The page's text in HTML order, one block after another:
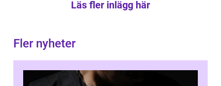
Läs fler inlägg här
Fler nyheter